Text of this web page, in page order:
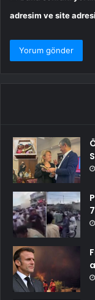
adresim ve site